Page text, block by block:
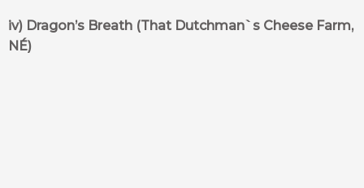
iv) Dragon’s Breath (That Dutchman`s Cheese Farm,
NÉ)